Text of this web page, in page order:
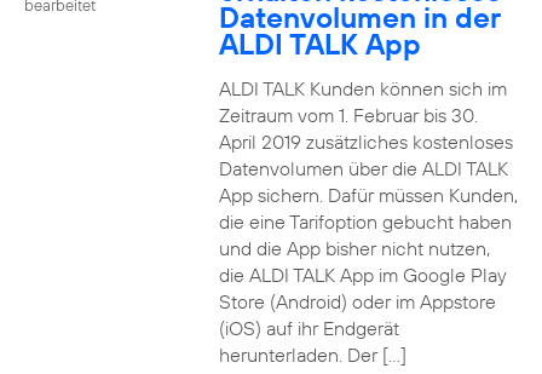
bearbeitet
Datenvolumen in der
ALDI TALK App
ALDI TALK Kunden können sich im
Zeitraum vom 1. Februar bis 30.
April 2019 zusätzliches kostenloses
Datenvolumen über die ALDI TALK
App sichern. Dafür müssen Kunden,
die eine Tarifoption gebucht haben
und die App bisher nicht nutzen,
die ALDI TALK App im Google Play
Store (Android) oder im Appstore
(iOS) auf ihr Endgerät
herunterladen. Der […]